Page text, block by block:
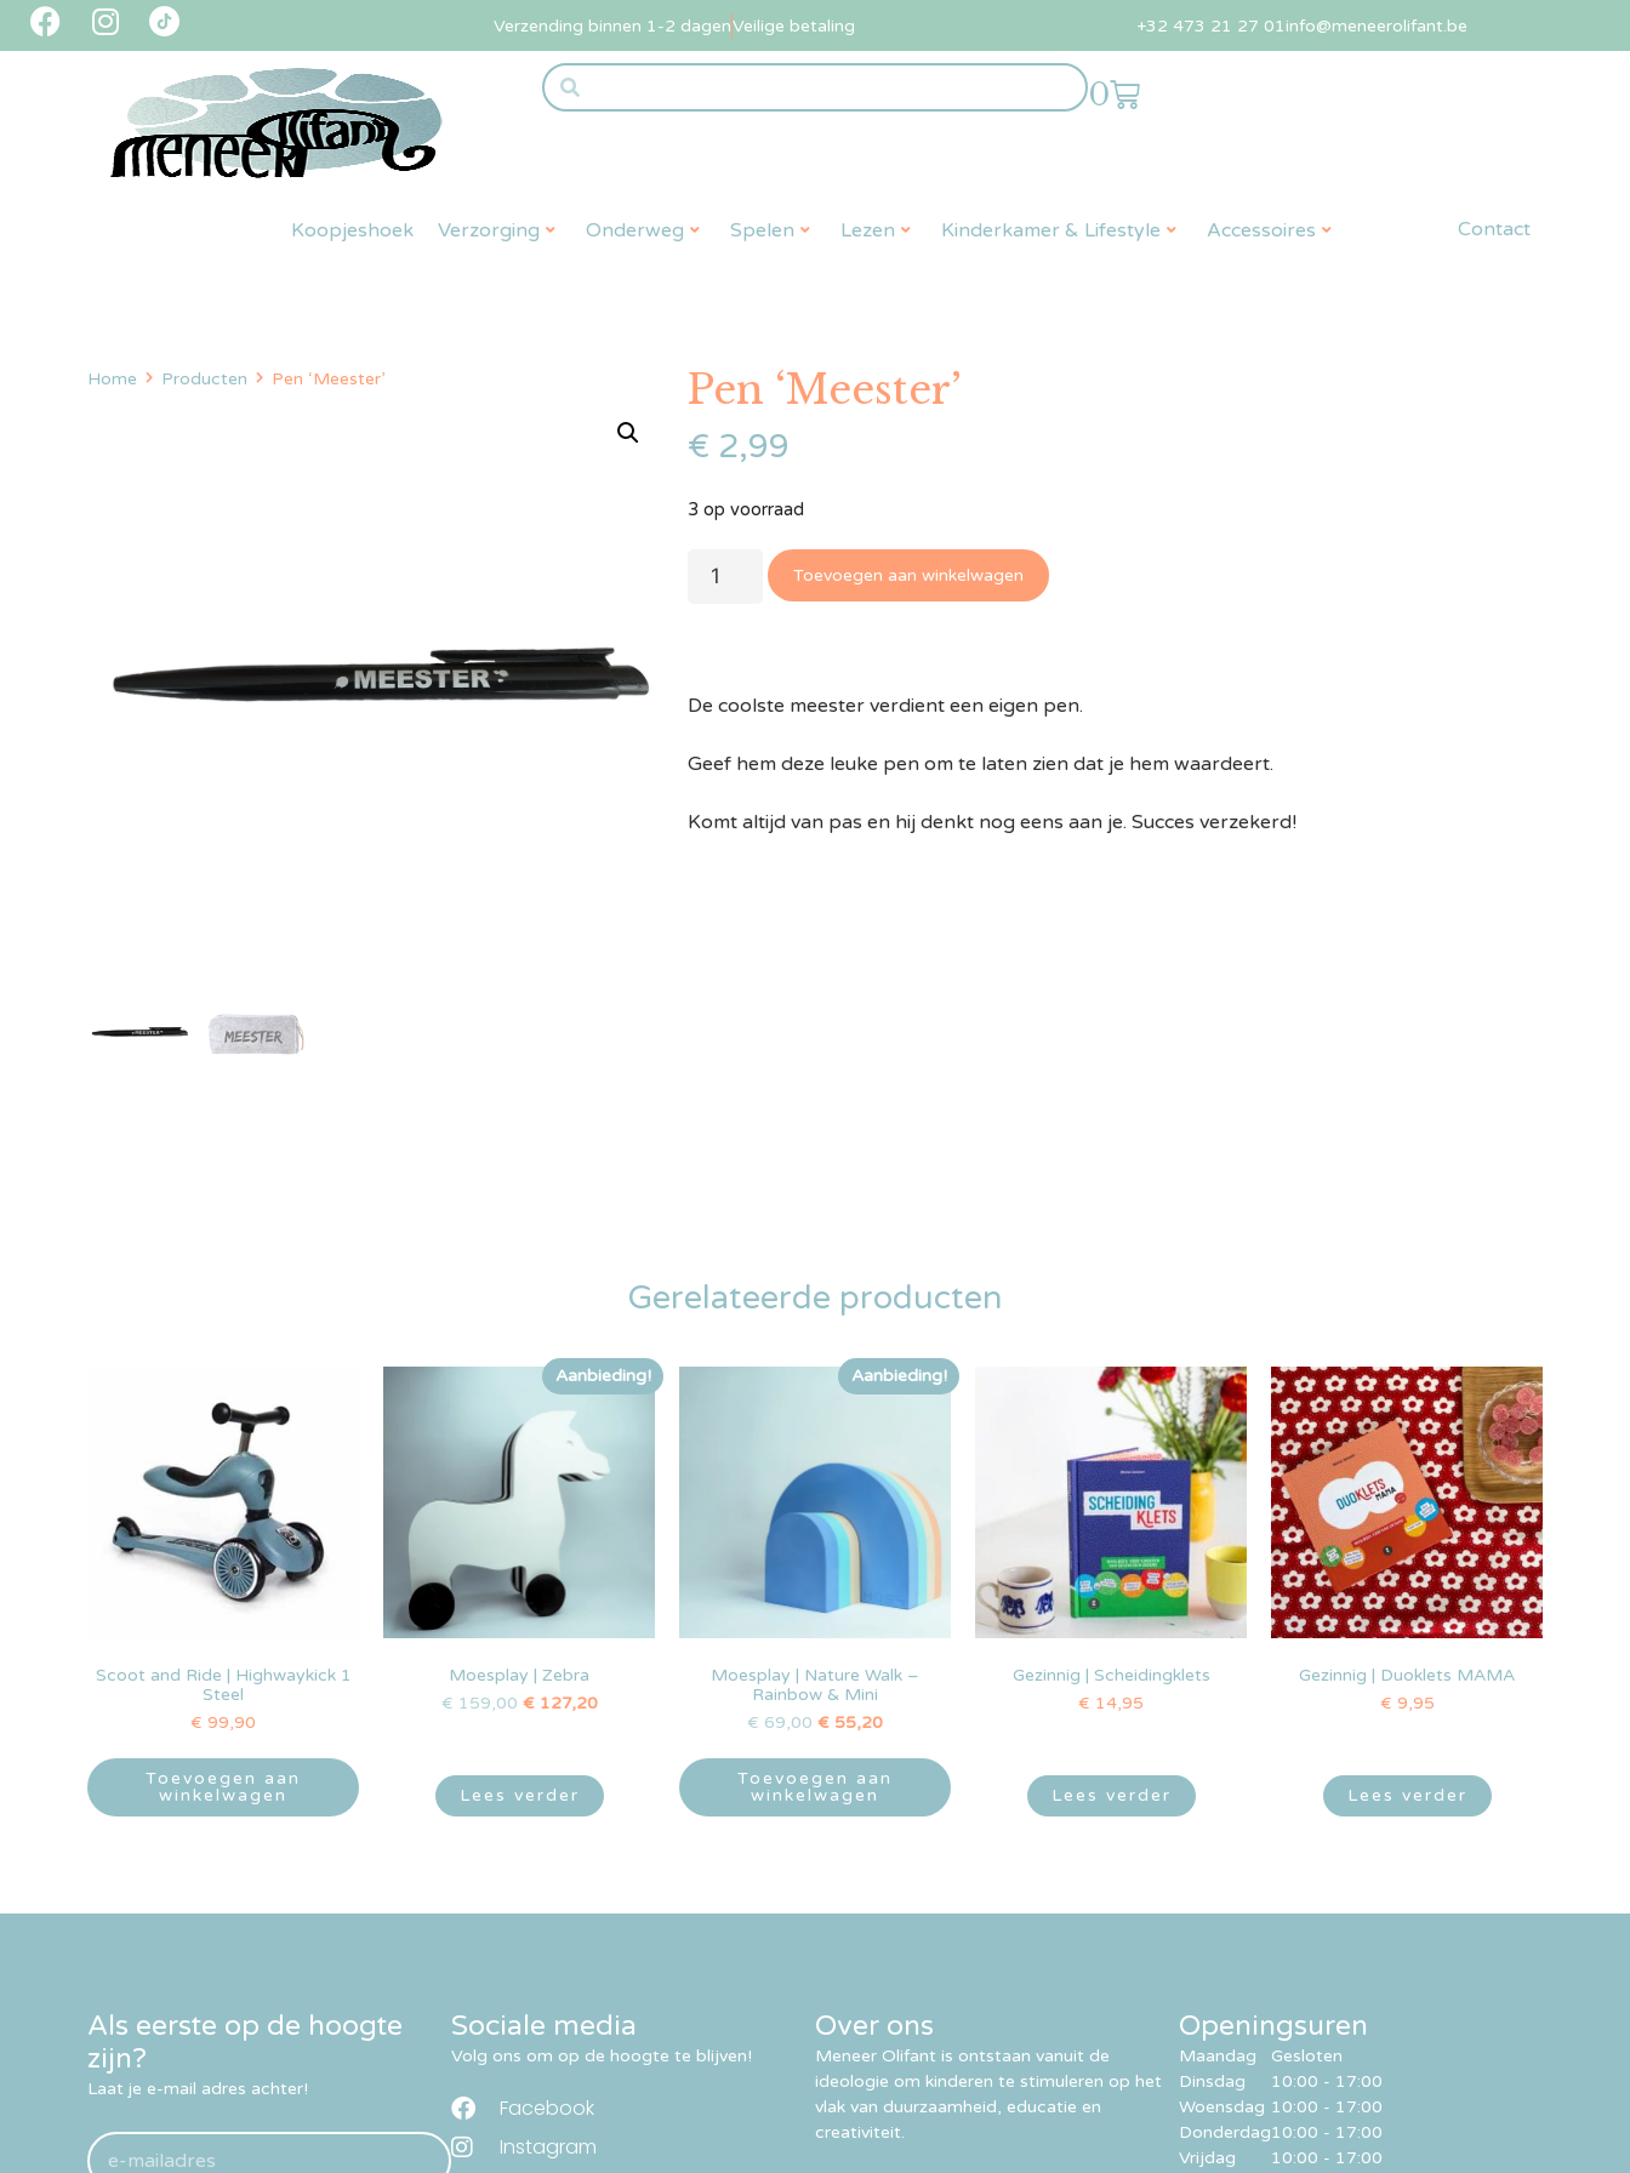
Verzending binnen 1-2 dagenVeilige betaling +32 473 21 27 01info@meneerolifant.be
0
Koopjeshoek Verzorging Onderweg Spelen Lezen Kinderkamer & Lifestyle Accessoires Contact
Home Producten Pen ‘Meester’ Pen ‘Meester’
€ 2,99
3 op voorraad
Toevoegen aan winkelwagen
De coolste meester verdient een eigen pen.
Geef hem deze leuke pen om te laten zien dat je hem waardeert.
Komt altijd van pas en hij denkt nog eens aan je. Succes verzekerd!
Gerelateerde producten
Scoot and Ride | Highwaykick 1
Steel
€ 99,90
Toevoegen aan
winkelwagen
Aanbieding!
Moesplay | Zebra
€ 159,00 €127,20
Lees verder
Aanbieding!
Moesplay | Nature Walk –
Rainbow & Mini
€ 69,00 € 55,20
Toevoegen aan
winkelwagen
Gezinnig | Scheidingklets
€ 14,95
Lees verder
Gezinnig | Duoklets MAMA
€ 9,95
Lees verder
Als eerste op de hoogte
zijn?
Laat je e-mail adres achter!
Sociale media
Volg ons om op de hoogte te blijven!
Facebook
Instagram
Over ons
Meneer Olifant is ontstaan vanuit de
ideologie om kinderen te stimuleren op het
vlak van duurzaamheid, educatie en
creativiteit.
Openingsuren
Maandag
Dinsdag
Woensdag
Donderdag
Vrijdag
Gesloten
10:00 - 17:00
10:00 - 17:00
10:00 - 17:00
10:00 - 17:00